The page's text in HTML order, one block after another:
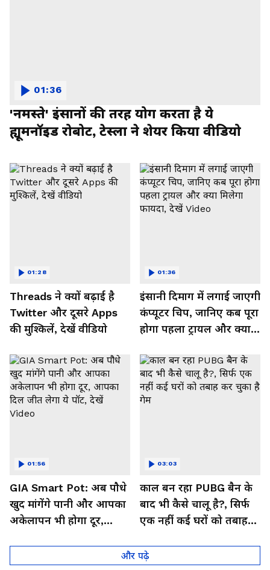
'नमस्ते' इंसानों की तरह योग करता है ये
ह्यूमनॉइड रोबोट, टेस्ला ने शेयर किया वीडियो
01:36
Threads ने क्यों बढ़ाई है
Twitter और दूसरे Apps
की मुश्किलें, देखें वीडियो
01:28
इंसानी दिमाग में लगाई जाएगी
कंप्यूटर चिप, जानिए कब पूरा
होगा पहला ट्रायल और क्या
01:36
GIA Smart Pot: अब पौधे
खुद मांगेंगे पानी और आपका
अकेलापन भी होगा दूर,
01:56
काल बन रहा PUBG बैन के
बाद भी कैसे चालू है?, सिर्फ
एक नहीं कई घरों को तबाह
03:03
और पढ़े